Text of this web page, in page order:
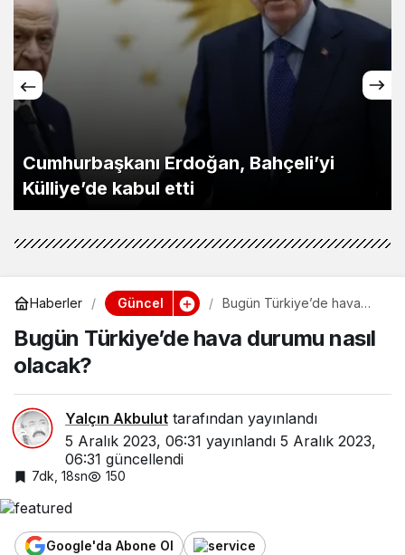
71 ilde dev narkotik operasyonu:
tutuklama
Haberler Güncel
Bugün Türkiye’de hava
Bugün Türkiye’de hava durumu nasıl
olacak?
Yalçın Akbulut tarafından yayınlandı
5 Aralık 2023, 06:31 yayınlandı 5 Aralık 2023,
06:31 güncellendi
7dk, 18sn 150
Google'da Abone Ol